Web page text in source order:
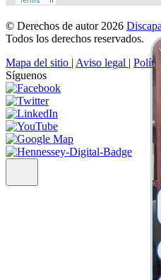
© Derechos de autor 2026
Todos los derechos reservados.
Mapa del sitio | Aviso legal |
Síguenos